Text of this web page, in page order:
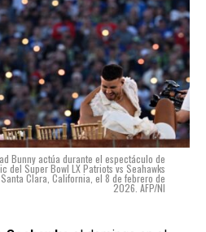
Bunny actúa durante el espectáculo de
del Super Bowl LX Patriots vs Seahawks
Clara, California, el 8 de febrero de
2026. AFP/NI